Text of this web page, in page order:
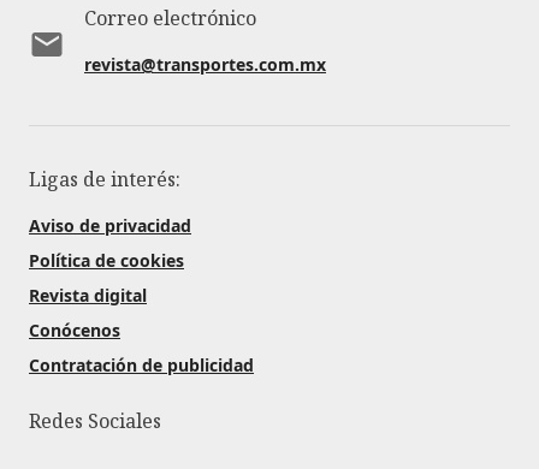
Correo electrónico
revista@transportes.com.mx
Ligas de interés:
Aviso de privacidad
Política de cookies
Revista digital
Conócenos
Contratación de publicidad
Redes Sociales